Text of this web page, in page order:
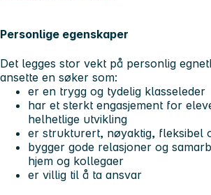
Personlige egenskaper
Det legges stor vekt på personlig
ansette en søker som:
er en trygg og tydelig klasseleder
har et sterkt engasjement for
helhetlige utvikling
er strukturert, nøyaktig, fleksibel
bygger gode relasjoner og
hjem og kollegaer
er villig til å ta ansvar